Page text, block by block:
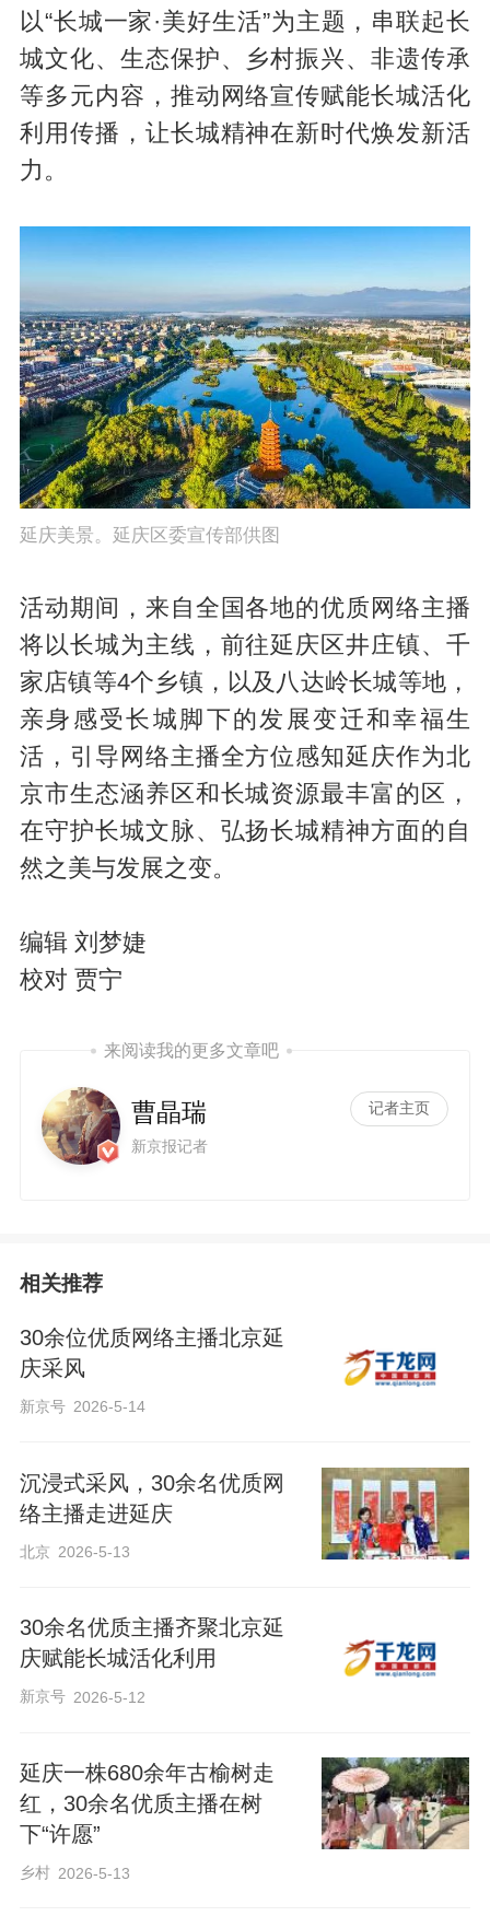
以“长城一家·美好生活”为主题，串联起长
城文化、生态保护、乡村振兴、非遗传承
等多元内容，推动网络宣传赋能长城活化
利用传播，让长城精神在新时代焕发新活
力。
延庆美景。延庆区委宣传部供图
活动期间，来自全国各地的优质网络主播
将以长城为主线，前往延庆区井庄镇、千
家店镇等4个乡镇，以及八达岭长城等地，
亲身感受长城脚下的发展变迁和幸福生
活，引导网络主播全方位感知延庆作为北
京市生态涵养区和长城资源最丰富的区，
在守护长城文脉、弘扬长城精神方面的自
然之美与发展之变。
编辑 刘梦婕
校对 贾宁
来阅读我的更多文章吧
曹晶瑞
新京报记者
记者主页
相关推荐
30余位优质网络主播北京延
庆采风
新京号 2026-5-14
沉浸式采风，30余名优质网
络主播走进延庆
北京 2026-5-13
30余名优质主播齐聚北京延
庆赋能长城活化利用
新京号 2026-5-12
延庆一株680余年古榆树走
红，30余名优质主播在树
下“许愿”
乡村 2026-5-13